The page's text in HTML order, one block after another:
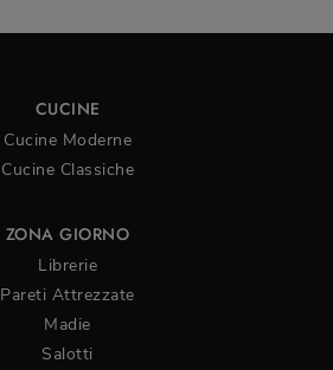
CUCINE
Cucine Moderne
Cucine Classiche
ZONA GIORNO
Librerie
Pareti Attrezzate
Madie
Salotti